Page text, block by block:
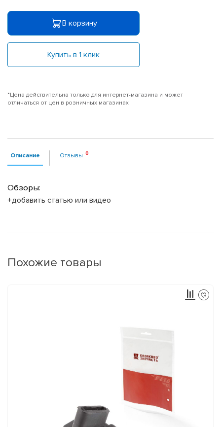
В корзину
Купить в 1 клик
*Цена действительна только для интернет-магазина и может
отличаться от цен в розничных магазинах
Описание Отзывы
Обзоры:
+добавить статью или видео
Похожие товары